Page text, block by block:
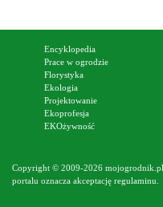
Encyklopedia
Prace w ogrodzie
Florystyka
Ekologia
Projektowanie
Ekoprofesja
EKOżywność
Copyright © 2009-2026
portalu oznacza akceptację regulaminu.